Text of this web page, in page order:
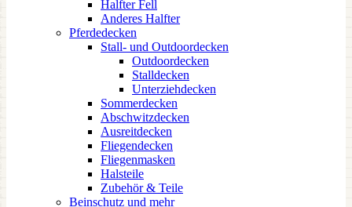
Halfter Fell
Anderes Halfter
Pferdedecken
Stall- und Outdoordecken
Outdoordecken
Stalldecken
Unterziehdecken
Sommerdecken
Abschwitzdecken
Ausreitdecken
Fliegendecken
Fliegenmasken
Halsteile
Zubehör & Teile
Beinschutz und mehr